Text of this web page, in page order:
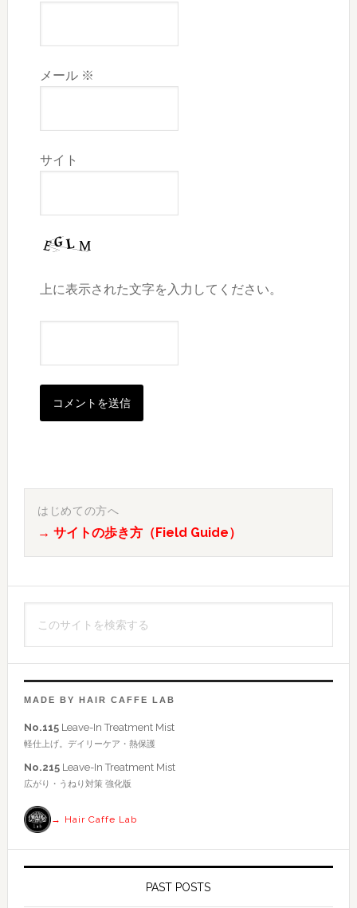
メール ※
サイト
上に表示された文字を入力してください。
最
イ
バ
ー
はじめての方へ
→ サイトの歩き方（Field Guide）
ト
検
す
MADE BY HAIR CAFFE LAB
No.115Leave-In Treatment Mist
軽仕上げ。デイリーケア・熱保護
No.215Leave-In Treatment Mist
広がり・うねり対策 強化版
→ Hair Caffe Lab
PAST POSTS